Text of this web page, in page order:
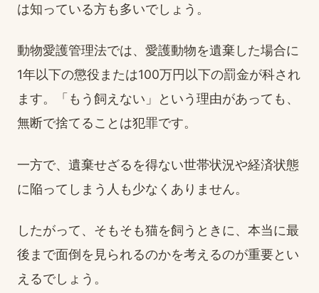
は知っている方も多いでしょう。
動物愛護管理法では、愛護動物を遺棄した場合に
1年以下の懲役または100万円以下の罰金が科され
ます。「もう飼えない」という理由があっても、
無断で捨てることは犯罪です。
一方で、遺棄せざるを得ない世帯状況や経済状態
に陥ってしまう人も少なくありません。
したがって、そもそも猫を飼うときに、本当に最
後まで面倒を見られるのかを考えるのが重要とい
えるでしょう。